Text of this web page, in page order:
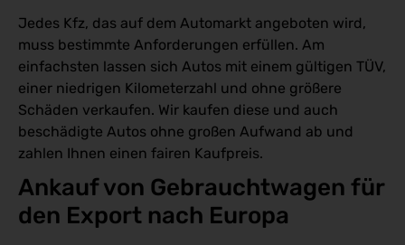
Jedes Kfz, das auf dem Automarkt angeboten wird,
muss bestimmte Anforderungen erfüllen. Am
einfachsten lassen sich Autos mit einem gültigen TÜV,
einer niedrigen Kilometerzahl und ohne größere
Schäden verkaufen. Wir kaufen diese und auch
beschädigte Autos ohne großen Aufwand ab und
zahlen Ihnen einen fairen Kaufpreis.
Ankauf von Gebrauchtwagen für
den Export nach Europa